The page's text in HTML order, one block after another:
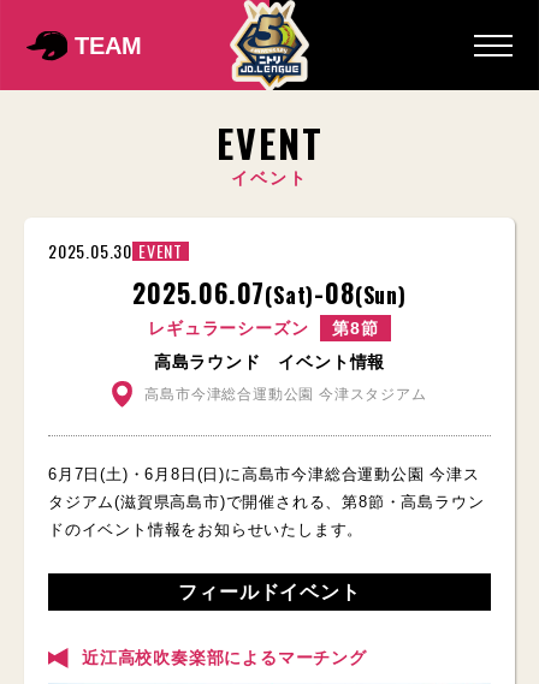
TEAM
EVENT
イベント
2025.05.30 EVENT
2025.06.07(Sat)-08(Sun)
レギュラーシーズン
第8節
高島ラウンド イベント情報
高島市今津総合運動公園 今津スタジアム
6月7日(土)・6月8日(日)に高島市今津総合運動公園 今津ス
タジアム(滋賀県高島市)で開催される、第8節・高島ラウン
ドのイベント情報をお知らせいたします。
フィールドイベント
近江高校吹奏楽部によるマーチング